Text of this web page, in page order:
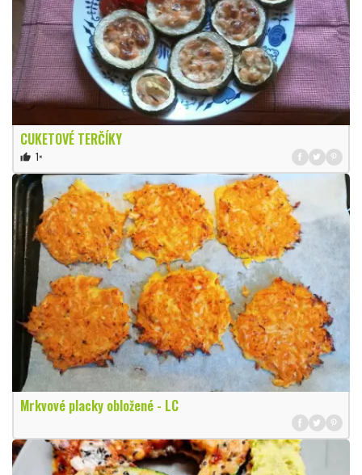
CUKETOVÉ TERČÍKY
thumb_up 1×
Mrkvové placky obložené - LC